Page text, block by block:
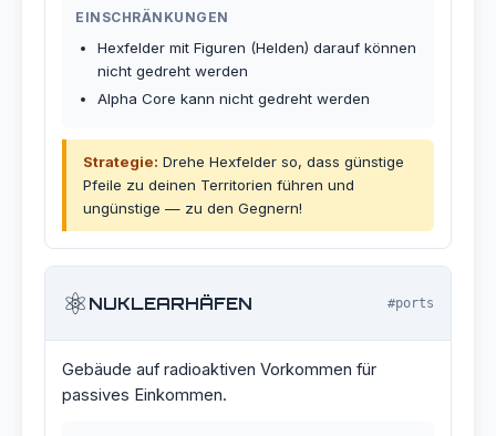
EINSCHRÄNKUNGEN
Hexfelder mit Figuren (Helden) darauf können
nicht gedreht werden
Alpha Core kann nicht gedreht werden
Strategie: Drehe Hexfelder so, dass günstige
Pfeile zu deinen Territorien führen und
ungünstige — zu den Gegnern!
⚛️ NUKLEARHÄFEN #ports
Gebäude auf radioaktiven Vorkommen für
passives Einkommen.